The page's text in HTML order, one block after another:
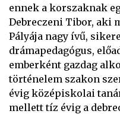
ennek a korszaknak
Debreczeni Tibor, aki
Pályája nagy ívű,
drámapedagógus,
emberként gazdag
történelem szakon
évig középiskolai
mellett tíz évig a